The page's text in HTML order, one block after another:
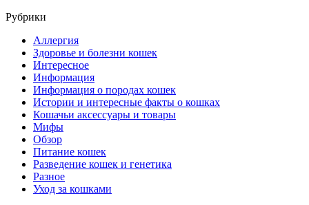
Рубрики
Аллергия
Здоровье и болезни кошек
Интересное
Информация
Информация о породах кошек
Истории и интересные факты о кошках
Кошачьи аксессуары и товары
Мифы
Обзор
Питание кошек
Разведение кошек и генетика
Разное
Уход за кошками